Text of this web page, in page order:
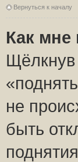
Вернуться к началу
Как
не
быть